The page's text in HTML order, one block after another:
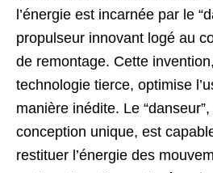
l’énergie est incarnée par le
propulseur innovant logé au
de remontage. Cette
technologie tierce, optimise
manière inédite. Le
conception unique, est
restituer l’énergie des